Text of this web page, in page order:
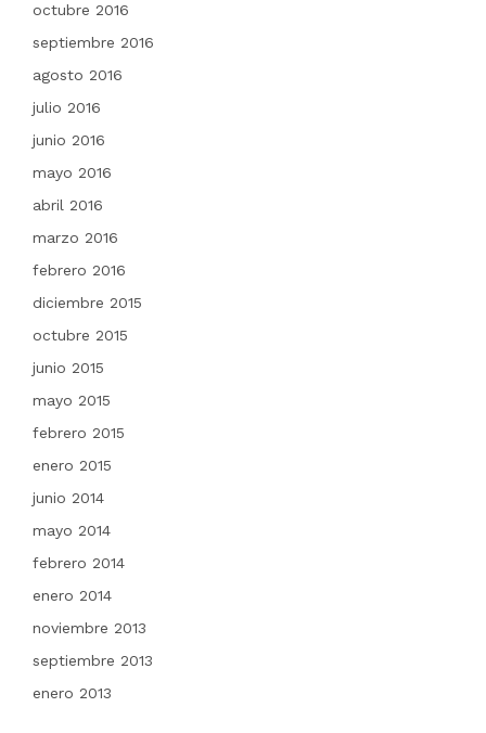
octubre 2016
septiembre 2016
agosto 2016
julio 2016
junio 2016
mayo 2016
abril 2016
marzo 2016
febrero 2016
diciembre 2015
octubre 2015
junio 2015
mayo 2015
febrero 2015
enero 2015
junio 2014
mayo 2014
febrero 2014
enero 2014
noviembre 2013
septiembre 2013
enero 2013